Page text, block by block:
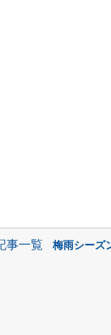
事一覧 梅雨シーズ